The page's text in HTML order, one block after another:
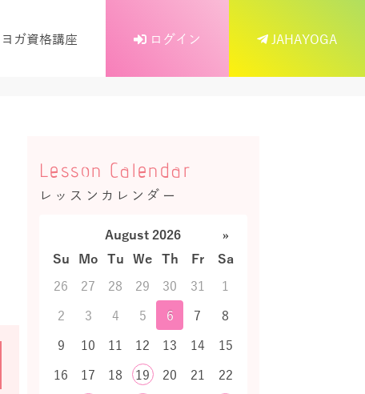
ヨガ資格講座 ログイン JAHAYOGA
Lesson Calendar
レッスンカレンダー
August 2026
»
Su
Mo Tu We Th Fr
Sa
26
27 28 29 30 31
1
2
3 4 5 6 7
8
9
10 11 12 13 14
15
16
17 18 19 20 21
22